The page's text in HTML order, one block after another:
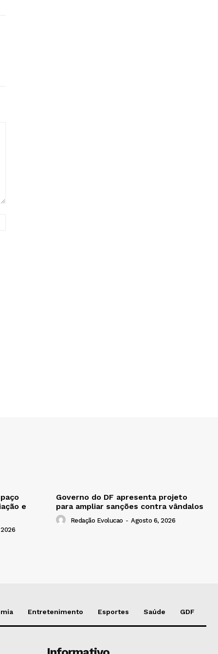
e
Governo do DF apresenta projeto
para ampliar sanções contra vândalos
Redação Evolucao - Agosto 6, 2026
Entretenimento Esportes Saúde GDF